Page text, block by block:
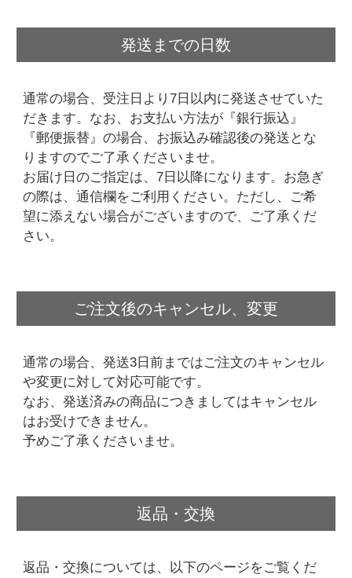
発送までの日数
通常の場合、受注日より7日以内に発送させていた
だきます。なお、お支払い方法が『銀行振込』
『郵便振替』の場合、お振込み確認後の発送とな
りますのでご了承くださいませ。
お届け日のご指定は、7日以降になります。お急ぎ
の際は、通信欄をご利用ください。ただし、ご希
望に添えない場合がございますので、ご了承くだ
さい。
ご注文後のキャンセル、変更
通常の場合、発送3日前まではご注文のキャンセル
や変更に対して対応可能です。
なお、発送済みの商品につきましてはキャンセル
はお受けできません。
予めご了承くださいませ。
返品・交換
返品・交換については、以下のページをご覧くだ